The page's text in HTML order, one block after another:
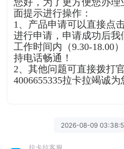
面提示进行操作：
1、产品申请可以直接点
进行申请，申请成功后我
工作时间内（9.30-18.00
持电话畅通！
2、其他问题可直接拨打
4006655335拉卡拉竭诚为
2026-08-09
拉卡拉客服